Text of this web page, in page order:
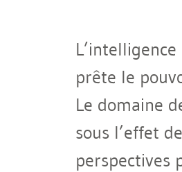
prête le
Le domaine
sous l’effet
perspectives